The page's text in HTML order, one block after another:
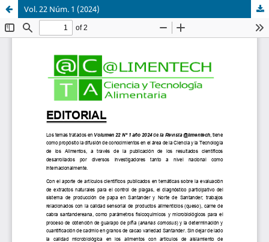
Vol. 22 Núm. 1 (2024)